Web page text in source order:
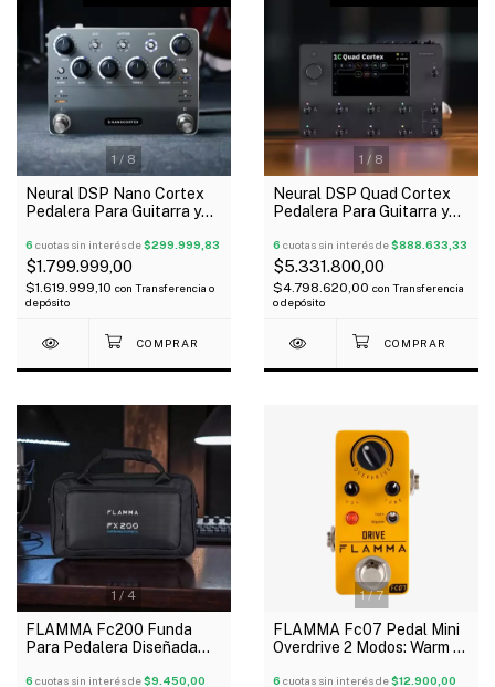
1/ 8
Neural DSP Nano Cortex
Pedalera Para Guitarra y
6 cuotas sin interés de$299.999,83
$1.799.999,00
$1.619.999,10 con Transferencia o
depósito
1 / 8
Neural DSP Quad Cortex
Pedalera Para Guitarra y
6 cuotas sin interés de$888.633,33
$5.331.800,00
$4.798.620,00 con Transferencia
o depósito
1 / 4
FLAMMA Fc200 Funda
Para Pedalera Diseñada
6 cuotas sin interés de$9.450,00
1/7
FLAMMA Fc07 Pedal Mini
Overdrive 2 Modos: Warm -
6 cuotas sin interés de$12.900,00